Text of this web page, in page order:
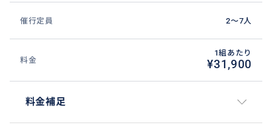
催行定員 2〜7人
料金
1組あたり
¥31,900
料金補足